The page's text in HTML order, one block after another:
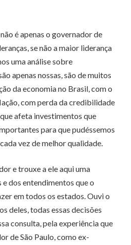
é apenas o governador de
se não a maior liderança
uma análise sobre
apenas nossas, são de muitos
da economia no Brasil, com o
com perda da credibilidade
afeta investimentos que
para que pudéssemos
vez de melhor qualidade.
e trouxe a ele aqui uma
dos entendimentos que o
em todos os estados. Ouvi o
deles, todas essas decisões
consulta, pela experiência que
de São Paulo, como ex-